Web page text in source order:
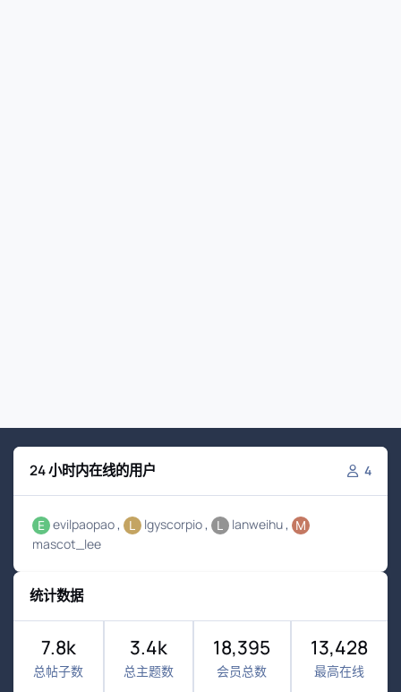
24 小时内在线的用户 4
evilpaopao lgyscorpio
lanweihu
mascot_lee
统计数据
7.8k
总帖子数
3.4k
总主题数
18,395
会员总数
13,428
最高在线